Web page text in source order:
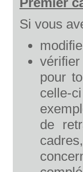
Si vous
pour
celle-
de